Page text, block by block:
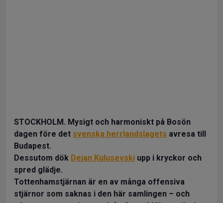
STOCKHOLM. Mysigt och harmoniskt på Bosön
dagen före det svenska herrlandslagets avresa till
Budapest.
Dessutom dök Dejan Kulusevski upp i kryckor och
spred glädje.
Tottenhamstjärnan är en av många offensiva
stjärnor som saknas i den här samlingen – och